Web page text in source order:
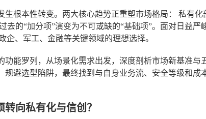
根本性转变。两大核心趋势正重塑市场格局： 私有化
去的“加分项”演变为不可或缺的“基础项”。面对日益严
、军工、金融等关键领域的理想选择。
能罗列，从场景化需求出发，深度剖析市场新基准与
避选型陷阱，最终找到与自身业务流、安全等级和成
向私有化与信创？